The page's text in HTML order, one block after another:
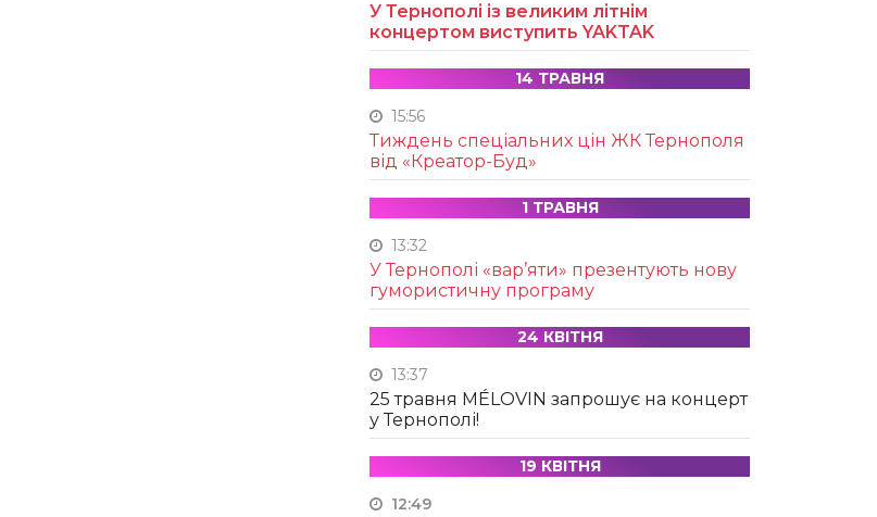
У Тернополі із великим літнім
концертом виступить YAKTAK
14 ТРАВНЯ
15:56
Тиждень спеціальних цін ЖК Тернополя
від «Креатор-Буд»
1 ТРАВНЯ
13:32
У Тернополі «вар’яти» презентують нову
гумористичну програму
24 КВІТНЯ
13:37
25 травня MÉLOVIN запрошує на концерт
у Тернополі!
19 КВІТНЯ
12:49